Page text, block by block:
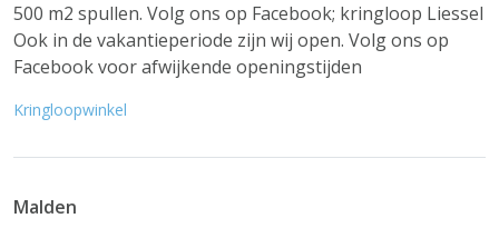
500 m2 spullen. Volg ons op Facebook; kringloop Liessel
Ook in de vakantieperiode zijn wij open. Volg ons op
Facebook voor afwijkende openingstijden
Kringloopwinkel
Malden